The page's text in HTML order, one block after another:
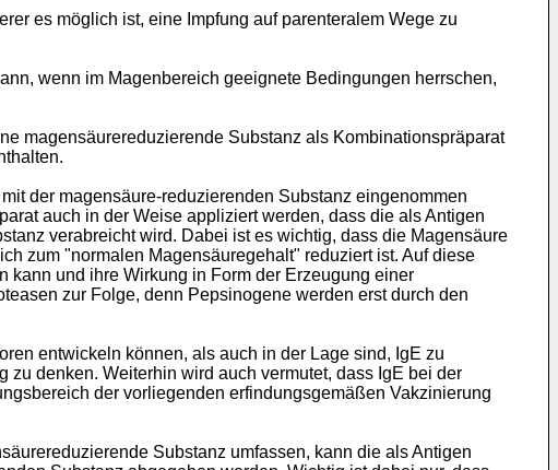
es möglich ist, eine Impfung auf parenteralem Wege zu
wenn im Magenbereich geeignete Bedingungen herrschen,
magensäurereduzierende Substanz als Kombinationspräparat
der magensäure-reduzierenden Substanz eingenommen
auch in der Weise appliziert werden, dass die als Antigen
verabreicht wird. Dabei ist es wichtig, dass die Magensäure
zum "normalen Magensäuregehalt" reduziert ist. Auf diese
und ihre Wirkung in Form der Erzeugung einer
zur Folge, denn Pepsinogene werden erst durch den
entwickeln können, als auch in der Lage sind, IgE zu
denken. Weiterhin wird auch vermutet, dass IgE bei der
der vorliegenden erfindungsgemäßen Vakzinierung
Substanz umfassen, kann die als Antigen